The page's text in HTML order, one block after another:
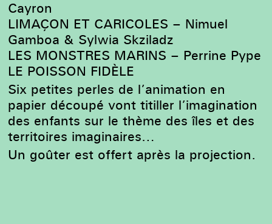
Cayron
LIMAÇON ET CARICOLES – Nimuel
Gamboa & Sylwia Skziladz
LES MONSTRES MARINS – Perrine Pype
LE POISSON FIDÈLE
Six petites perles de l’animation en
papier découpé vont titiller l’imagination
des enfants sur le thème des îles et des
territoires imaginaires…
Un goûter est offert après la projection.